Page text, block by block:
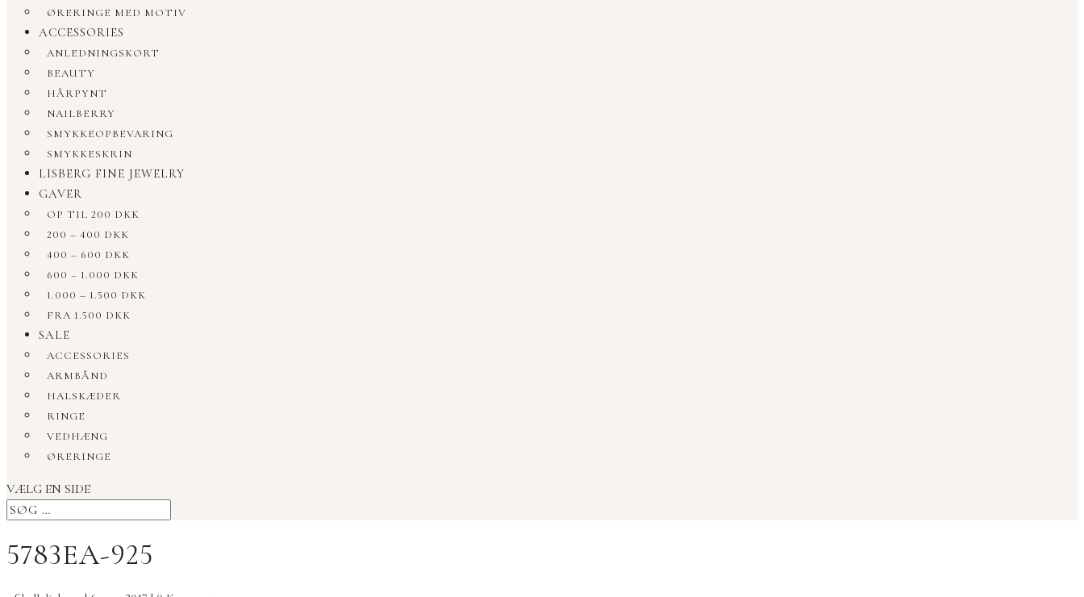
ØRERINGE MED MOTIV
ACCESSORIES
ANLEDNINGSKORT
BEAUTY
HÅRPYNT
NAILBERRY
SMYKKEOPBEVARING
SMYKKESKRIN
LISBERG FINE JEWELRY
GAVER
OP TIL 200 DKK
200 – 400 DKK
400 – 600 DKK
600 – 1.000 DKK
1.000 – 1.500 DKK
FRA 1.500 DKK
SALE
ACCESSORIES
ARMBÅND
HALSKÆDER
RINGE
VEDHÆNG
ØRERINGE
VÆLG EN SIDE
5783EA-925